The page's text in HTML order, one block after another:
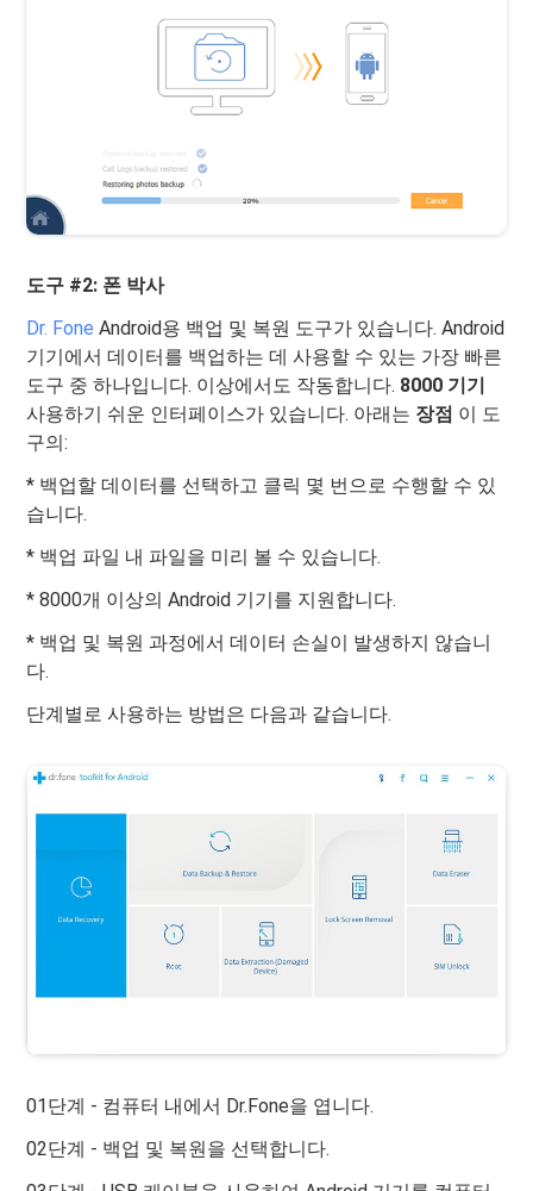
도구 #2: 폰 박사
Dr. Fone Android용 백업 및 복원 도구가 있습니다. Android
기기에서 데이터를 백업하는 데 사용할 수 있는 가장 빠른
도구 중 하나입니다. 이상에서도 작동합니다. 8000 기기
사용하기 쉬운 인터페이스가 있습니다. 아래는 장점 이 도
구의:
* 백업할 데이터를 선택하고 클릭 몇 번으로 수행할 수 있
습니다.
* 백업 파일 내 파일을 미리 볼 수 있습니다.
* 8000개 이상의 Android 기기를 지원합니다.
* 백업 및 복원 과정에서 데이터 손실이 발생하지 않습니
다.
단계별로 사용하는 방법은 다음과 같습니다.
01단계 - 컴퓨터 내에서 Dr.Fone을 엽니다.
02단계 - 백업 및 복원을 선택합니다.